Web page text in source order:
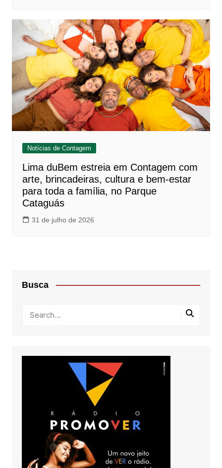
Notícias de Contagem
Lima duBem estreia em Contagem com
arte, brincadeiras, cultura e bem-estar
para toda a família, no Parque
Cataguás
31 de julho de 2026
Busca